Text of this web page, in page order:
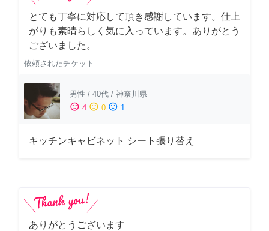
とても丁寧に対応して頂き感謝しています。仕上
がりも素晴らしく気に入っています。ありがとう
ございました。
依頼されたチケット
男性 / 40代 / 神奈川県
sentiment_satisfied 4 sentiment_neutral 0 sentiment_dissatisfied 1
キッチンキャビネット シート張り替え
ありがとうございます